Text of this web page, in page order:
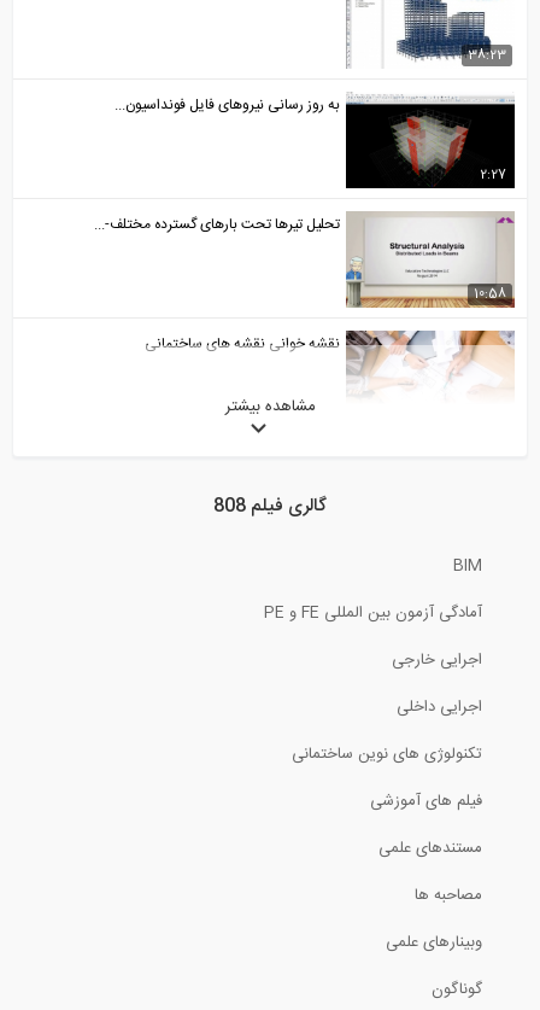
38:23
2:27
به روز رسانی نیروهای فایل فونداسیون...
10:58
تحلیل تیرها تحت بارهای گسترده مختلف-...
نقشه خوانی نقشه های ساختمانی
36:14
47:31
مشاهده بیشتر
گالری فیلم 808
BIM
آمادگی آزمون بین المللی FE و PE
اجرایی خارجی
اجرایی داخلی
تکنولوژی های نوین ساختمانی
فیلم های آموزشی
مستندهای علمی
مصاحبه ها
وبینارهای علمی
گوناگون